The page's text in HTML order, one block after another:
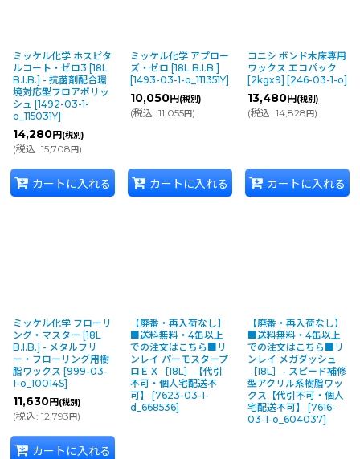
ミッケル化学 ホスピタ
ルコート・ゼロ3 [18L
B.I.B.] - 抗菌剤配合環
境対応型フロアポリッ
シュ [1492-03-1-
o_115031Y]
14,280円 (税別)
(税込: 15,708円)
カートに入れる
ミッケル化学 アプロー
ズ・ゼロ [18L B.I.B.]
[1493-03-1-o_111351Y]
10,050円 (税別)
(税込: 11,055円)
カートに入れる
コニシ ボンド木床専用
ワックス エコパック
[2kgx9] [246-03-1-o]
13,480円 (税別)
(税込: 14,828円)
カートに入れる
ミッケル化学 フローリ
ング・マスター [18L
B.I.B.] - メタルフリ
ー・フローリング用樹
脂ワックス [999-03-
1-o_10014S]
11,630円 (税別)
(税込: 12,793円)
カートに入れる
【廃番・再入荷なし】
■送料無料・4缶以上
での注文はこちら■リ
ンレイ パーモスタープ
ロＥＸ［18L］【代引
不可・個人宅配送不
可】
[7623-03-1-
d_668536]
【廃番・再入荷なし】
■送料無料・4缶以上
での注文はこちら■リ
ンレイ メガダッシュ
［18L］- スピード補修
型アクリル系樹脂ワッ
クス【代引不可・個人
宅配送不可】
[7616-
03-1-o_604037]